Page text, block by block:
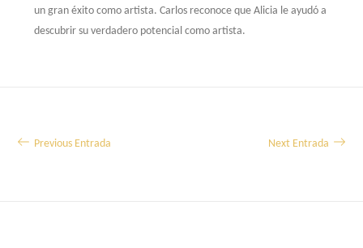
un gran éxito como artista. Carlos reconoce que Alicia le ayudó a
descubrir su verdadero potencial como artista.
NavegaciónPrevious Entrada Next Entrada